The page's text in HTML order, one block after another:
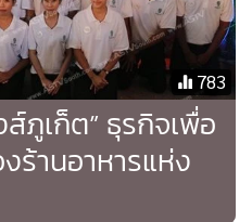
เกี่ยวข้องกับการใช้ความรุนแรง
ดีอาญาใช้ความรุนแรงก็ต้องว่า
พื่อใคร ซึ่งใครที่เป็นรัฐบาลก็
ชนเดือดร้อนเราก็ต้องดูแลเขา
จะเป็น จะอย่างไร เท่าไหร่ก็
783
ภูเก็ต” ธุรกิจเพื่อ
ร้านอาหารแห่ง